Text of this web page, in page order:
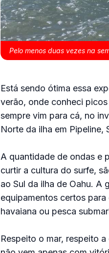
Pelo menos duas vezes na
Está sendo ótima essa
verão, onde conheci
sempre vim para cá, no
Norte da ilha em Pipeline,
A quantidade de ondas e
curtir a cultura do surfe,
ao Sul da ilha de Oahu. A
equipamentos certos
havaiana ou pesca
Respeito o mar, respeito